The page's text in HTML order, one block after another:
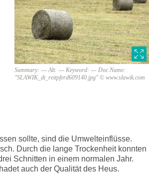
Summary: --- Alt: --- Keyword: --- Doc.Name:
"SLAWIK_dt_reitpferd609140.jpg" © www.slawik.com
sollte, sind die Umwelteinflüsse.
Durch die lange Trockenheit konnten
Schnitten in einem normalen Jahr.
auch der Qualität des Heus.